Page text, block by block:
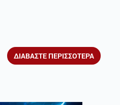
ΔΙΑΒΑΣΤΕ ΠΕΡΙΣΣΟΤΕΡΑ